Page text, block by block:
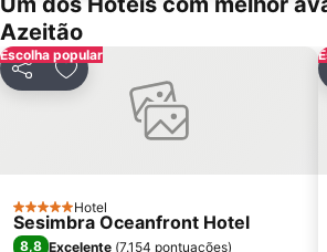
Praia da Lagoa de Santo André
Alvalade
Praça do Rossio
Centro Comercial Vasco da Gama
Centro
Estádio José Alvalade
Galapinhos Beach
Praça
Telheiras
Azeitão
Escolha popular
PartilharAdicionar aos favoritos
5 EstrelasHotel
Sesimbra Oceanfront Hotel
8,8 Excelente (7.154 pontuações)